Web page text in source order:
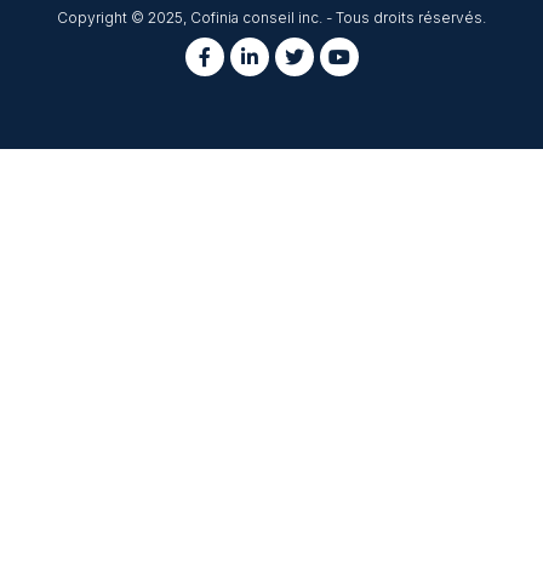
Copyright © 2025, Cofinia conseil inc. - Tous droits réservés.
Conception site webpar agence web montréal